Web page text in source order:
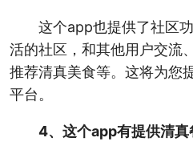
这个app也提供了社区
活的社区，和其他用户交流
推荐清真美食等。这将为您
平台。
4、这个app有提供清真